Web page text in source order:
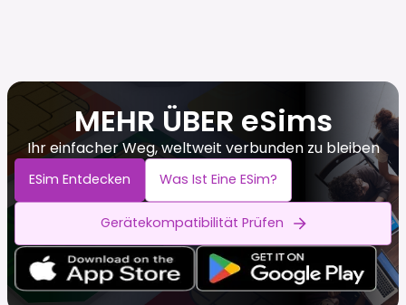
MEHR ÜBER eSims
Ihr einfacher Weg, weltweit verbunden zu bleiben
ESim Entdecken Was Ist Eine ESim?
Gerätekompatibilität Prüfen